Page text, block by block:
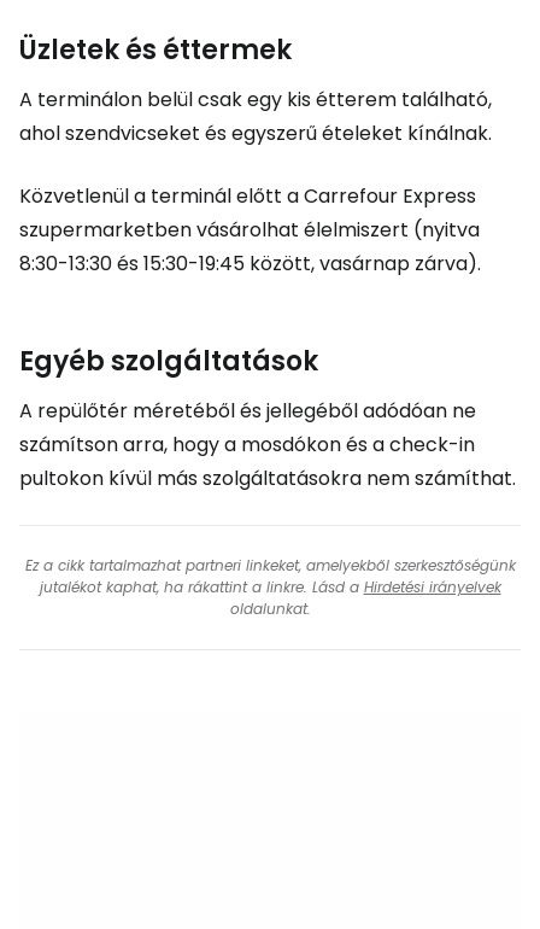
Üzletek és éttermek
A terminálon belül csak egy kis étterem található,
ahol szendvicseket és egyszerű ételeket kínálnak.
Közvetlenül a terminál előtt a Carrefour Express
szupermarketben vásárolhat élelmiszert (nyitva
8:30-13:30 és 15:30-19:45 között, vasárnap zárva).
Egyéb szolgáltatások
A repülőtér méretéből és jellegéből adódóan ne
számítson arra, hogy a mosdókon és a check-in
pultokon kívül más szolgáltatásokra nem számíthat.
Ez a cikk tartalmazhat partneri linkeket, amelyekből szerkesztőségünk
jutalékot kaphat, ha rákattint a linkre. Lásd a Hirdetési irányelvek
oldalunkat.